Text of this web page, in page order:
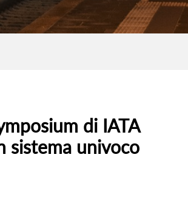
di IATA
sistema univoco